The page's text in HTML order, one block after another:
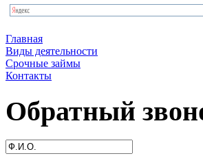
Главная
Виды деятельности
Срочные займы
Контакты
Обратный